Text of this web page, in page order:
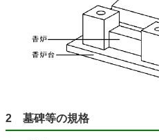
2 墓碑等の規格